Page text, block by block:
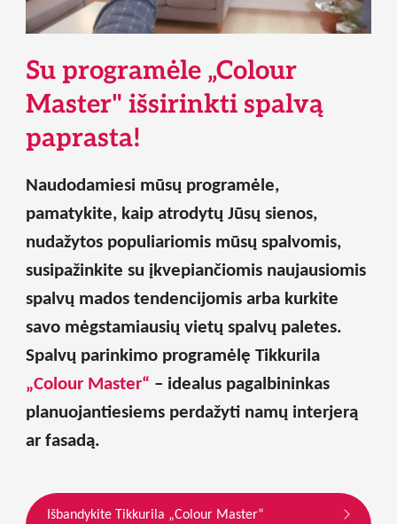
Su programėle „Colour
Master" išsirinkti spalvą
paprasta!
Naudodamiesi mūsų programėle,
pamatykite, kaip atrodytų Jūsų sienos,
nudažytos populiariomis mūsų spalvomis,
susipažinkite su įkvepiančiomis naujausiomis
spalvų mados tendencijomis arba kurkite
savo mėgstamiausių vietų spalvų paletes.
Spalvų parinkimo programėlę Tikkurila
„Colour Master“ – idealus pagalbininkas
planuojantiesiems perdažyti namų interjerą
ar fasadą.
Išbandykite Tikkurila „Colour Master“